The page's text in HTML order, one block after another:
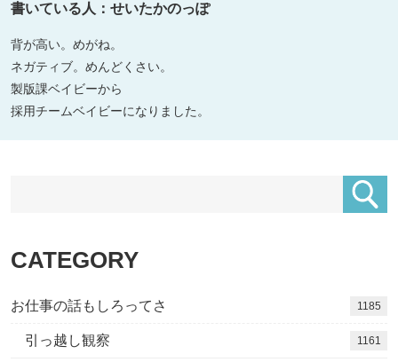
書いている人：せいたかのっぽ
背が高い。めがね。
ネガティブ。めんどくさい。
製版課ベイビーから
採用チームベイビーになりました。
CATEGORY
お仕事の話もしろってさ 1185
引っ越し観察 1161